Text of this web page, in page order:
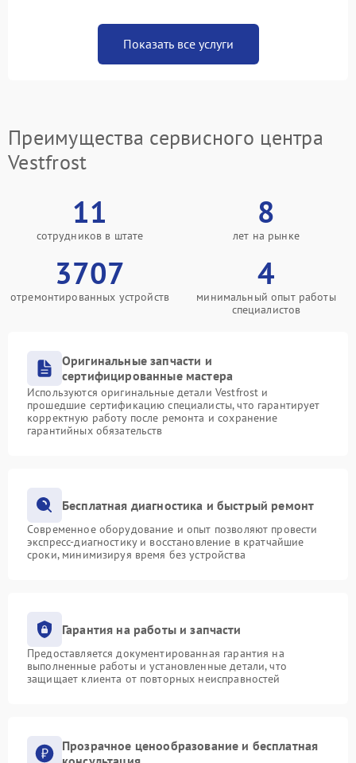
Показать все услуги
Преимущества сервисного центра
Vestfrost
11
сотрудников в штате
8
лет на рынке
3707
отремонтированных устройств
4
минимальный опыт работы
специалистов
Оригинальные запчасти и
сертифицированные мастера
Используются оригинальные детали Vestfrost и
прошедшие сертификацию специалисты, что гарантирует
корректную работу после ремонта и сохранение
гарантийных обязательств
Бесплатная диагностика и быстрый ремонт
Современное оборудование и опыт позволяют провести
экспресс-диагностику и восстановление в кратчайшие
сроки, минимизируя время без устройства
Гарантия на работы и запчасти
Предоставляется документированная гарантия на
выполненные работы и установленные детали, что
защищает клиента от повторных неисправностей
Прозрачное ценообразование и бесплатная